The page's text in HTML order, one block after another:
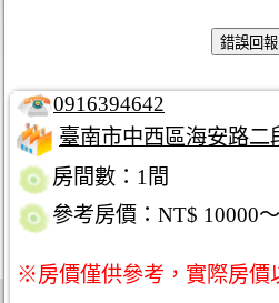
0916394642
臺南市中西區海安路二
房間數：1間
參考房價：NT$ 10000
※房價僅供參考，實際房